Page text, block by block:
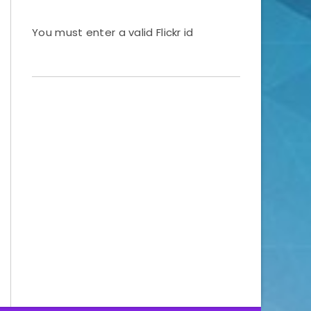
You must enter a valid Flickr id